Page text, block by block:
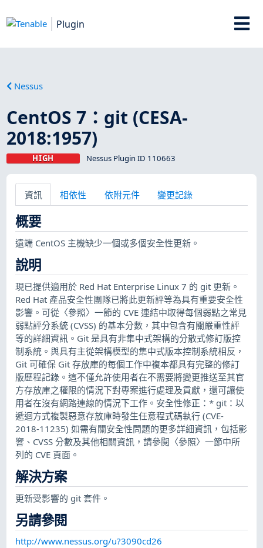
Plugin
Nessus
CentOS 7：git (CESA-
2018:1957)
HIGH Nessus Plugin ID 110663
資訊 相依性 依附元件 變更記錄
概要
遠端 CentOS 主機缺少一個或多個安全性更新。
說明
現已提供適用於 Red Hat Enterprise Linux 7 的 git 更新。
Red Hat 產品安全性團隊已將此更新評等為具有重要安全性
影響。可從〈參照〉一節的 CVE 連結中取得每個弱點之常見
弱點評分系統 (CVSS) 的基本分數，其中包含有關嚴重性評
等的詳細資訊。Git 是具有非集中式架構的分散式修訂版控
制系統。與具有主從架構模型的集中式版本控制系統相反，
Git 可確保 Git 存放庫的每個工作中複本都具有完整的修訂
版歷程記錄。這不僅允許使用者在不需要將變更推送至其官
方存放庫之權限的情況下對專案進行處理及貢獻，還可讓使
用者在沒有網路連線的情況下工作。安全性修正：* git：以
遞迴方式複製惡意存放庫時發生任意程式碼執行 (CVE-
2018-11235) 如需有關安全性問題的更多詳細資訊，包括影
響、CVSS 分數及其他相關資訊，請參閱〈參照〉一節中所
列的 CVE 頁面。
解決方案
更新受影響的 git 套件。
另請參閱
http://www.nessus.org/u?3090cd26